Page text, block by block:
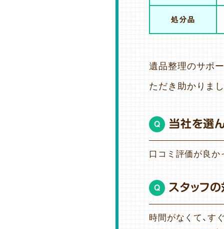
処分品
遺品整理のサポ
ただき助かりま
Q 当社を選
口コミ評価が良か
Q スタッフ
時間がなくて、す